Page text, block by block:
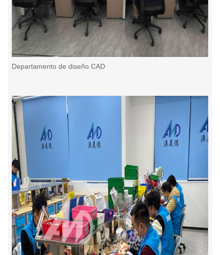
Departamento de diseño CAD